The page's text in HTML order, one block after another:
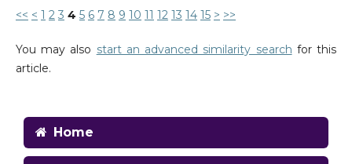
<< < 1 2 3 4 5 6 7 8 9 10 11 12 13 14 15 > >>
You may also start an advanced similarity search for this
article.
Home